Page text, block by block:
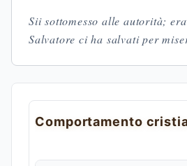
Sii sottomesso alle autorità;
Salvatore ci ha salvati per